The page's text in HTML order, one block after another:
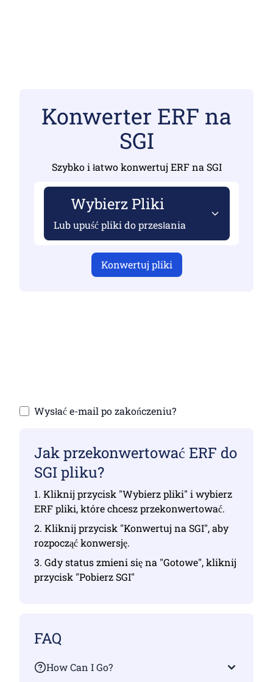
Konwerter ERF na
SGI
Szybko i łatwo konwertuj ERF na SGI
Wybierz Pliki
Lub upuść pliki do przesłania
Konwertuj pliki
Wysłać e-mail po zakończeniu?
Jak przekonwertować ERF do
SGI pliku?
1. Kliknij przycisk "Wybierz pliki" i wybierz
ERF pliki, które chcesz przekonwertować.
2. Kliknij przycisk "Konwertuj na SGI", aby
rozpocząć konwersję.
3. Gdy status zmieni się na "Gotowe", kliknij
przycisk "Pobierz SGI"
FAQ
How Can I Go?